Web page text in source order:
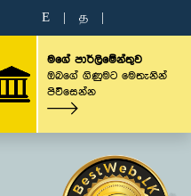
E த
මගේ පාර්ලිමේන්තුව
ඔබගේ ගිණුමට මෙතැනින්
පිවිසෙන්න